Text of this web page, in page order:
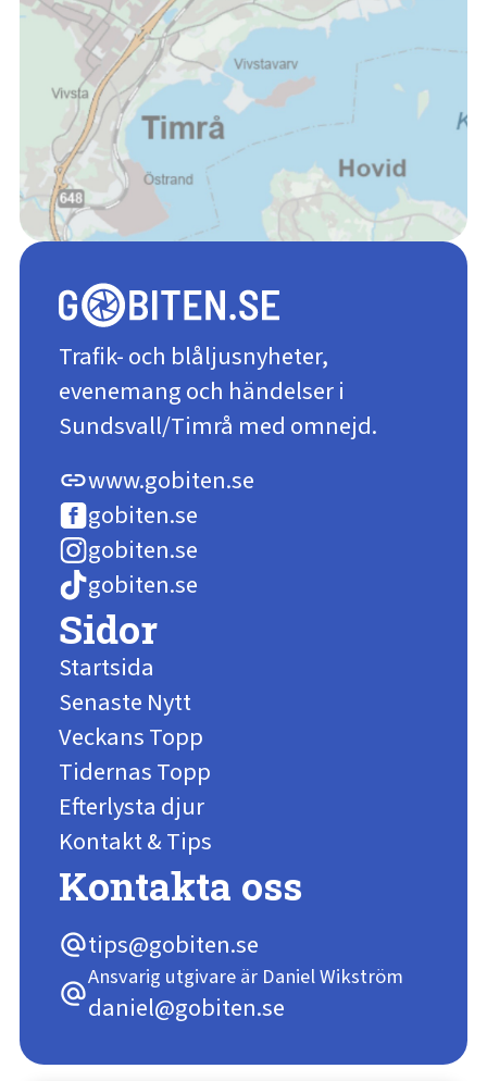
Trafik- och blåljusnyheter,
evenemang och händelser i
Sundsvall/Timrå med omnejd.
linkwww.gobiten.se
gobiten.se
gobiten.se
gobiten.se
Sidor
Startsida
Senaste Nytt
Veckans Topp
Tidernas Topp
Efterlysta djur
Kontakt & Tips
Kontakta oss
alternate_emailtips@gobiten.se
alternate_email
Ansvarig utgivare är Daniel Wikström
daniel@gobiten.se